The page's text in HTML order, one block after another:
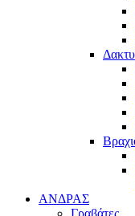
ΑΝΔΡΑΣ
Γραβάτες